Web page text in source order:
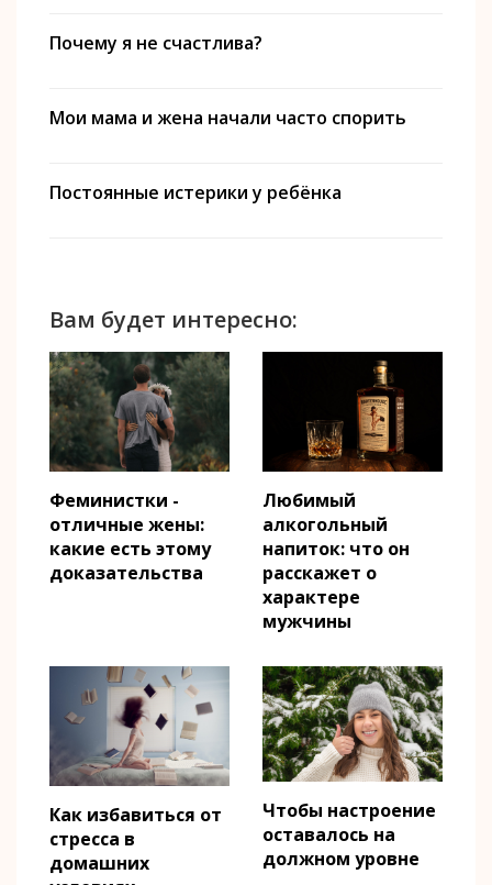
Почему я не счастлива?
Мои мама и жена начали часто спорить
Постоянные истерики у ребёнка
Вам будет интересно:
Феминистки -
отличные жены:
какие есть этому
доказательства
Любимый
алкогольный
напиток: что он
расскажет о
характере
мужчины
Как избавиться от
стресса в
домашних
Чтобы настроение
оставалось на
должном уровне